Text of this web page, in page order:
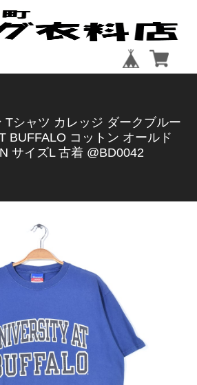
Tシャツ カレッジ ダークブルー
BUFFALO コットン オールド
サイズL 古着 @BD0042